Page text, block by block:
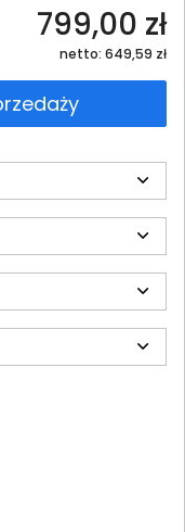
799,00 zł
netto: 649,59 zł